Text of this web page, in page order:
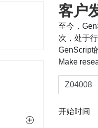
客户
至今，
次，处于
GenScript
Make
开始时间